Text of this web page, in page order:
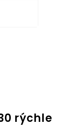
rýchle